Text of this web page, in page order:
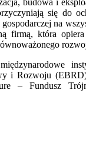
się do
na
firmą, która
i Rozwoju
– Fundusz